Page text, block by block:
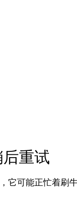
重试
它可能正忙着刷